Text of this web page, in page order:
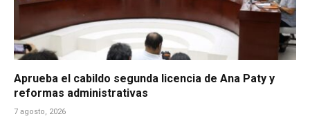
Aprueba el cabildo segunda licencia de Ana Paty y
reformas administrativas
7 agosto, 2026